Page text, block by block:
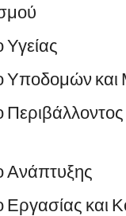
Υποδομών
Ανάπτυξης
και